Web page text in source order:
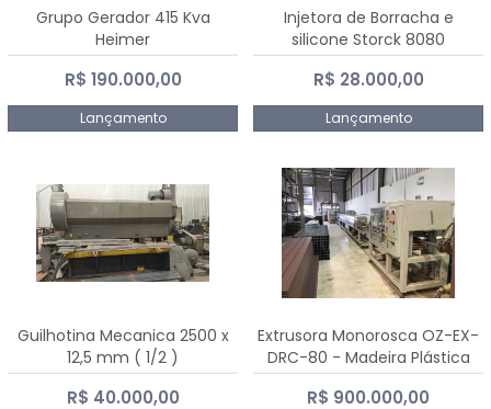
Grupo Gerador 415 Kva
Heimer
R$ 190.000,00
Lançamento
Injetora de Borracha e
silicone Storck 8080
R$ 28.000,00
Lançamento
Guilhotina Mecanica 2500 x
12,5 mm ( 1/2 )
R$ 40.000,00
Extrusora Monorosca OZ-EX-
DRC-80 - Madeira Plástica
R$ 900.000,00